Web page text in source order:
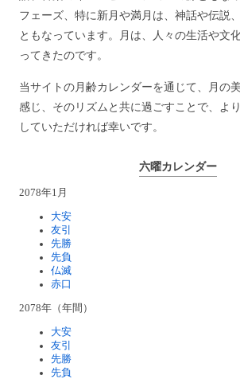
フェーズ、特に新月や満月は、神話や伝説
ともなっています。月は、人々の生活や文
ってきたのです。
当サイトの月齢カレンダーを通じて、月の
感じ、そのリズムと共に過ごすことで、よ
していただければ幸いです。
六曜カレンダー
2078年1月
大安
友引
先勝
先負
仏滅
赤口
2078年（年間）
大安
友引
先勝
先負